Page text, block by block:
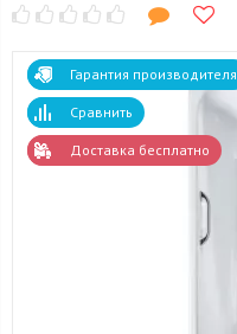
Гарантия производителя
Сравнить
Доставка бесплатно